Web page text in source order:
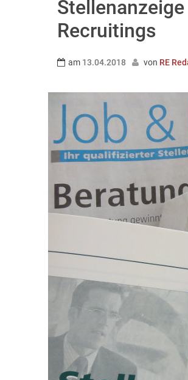
Recruitings
am 13.04.2018 von RE